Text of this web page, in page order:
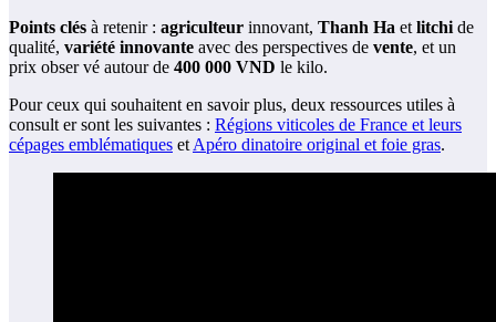
Points clés à retenir : agriculteur innovant, Thanh Ha et litchi de
qualité, variété innovante avec des perspectives de vente, et un
prix obser vé autour de 400 000 VND le kilo.
Pour ceux qui souhaitent en savoir plus, deux ressources utiles à
consult er sont les suivantes : Régions viticoles de France et leurs
cépages emblématiques et Apéro dinatoire original et foie gras.